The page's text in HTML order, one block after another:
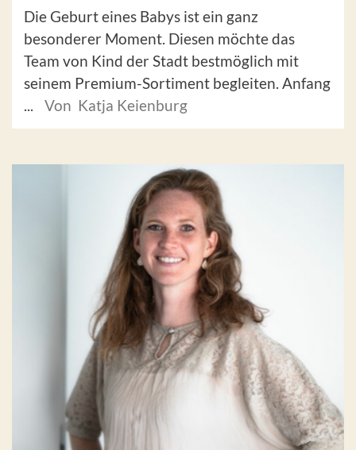
Die Geburt eines Babys ist ein ganz
besonderer Moment. Diesen möchte das
Team von Kind der Stadt bestmöglich mit
seinem Premium-Sortiment begleiten. Anfang
...
Von Katja Keienburg